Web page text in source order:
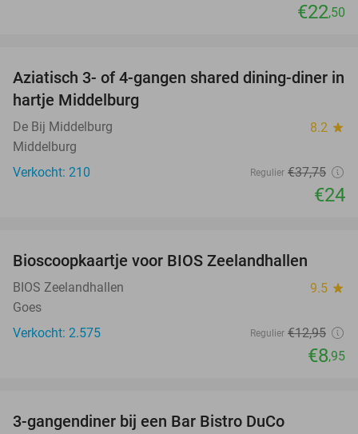
€22,50
36%
Aziatisch 3- of 4-gangen shared dining-diner in
hartje Middelburg
De Bij Middelburg 8.2 star
Middelburg
Verkocht: 210
Regulier €37,75
€24
Bioscoopkaartje voor BIOS Zeelandhallen
BIOS Zeelandhallen 9.5 star
Goes
Verkocht: 2.575
Regulier €12,95
€8,95
3-gangendiner bij een Bar Bistro DuCo